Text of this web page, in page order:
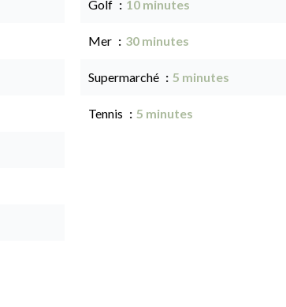
Golf 10 minutes
Mer 30 minutes
Supermarché 5 minutes
Tennis 5 minutes